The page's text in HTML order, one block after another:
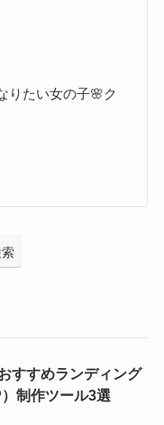
りたい女の子🌸ク
すすめランディング
制作ツール3選